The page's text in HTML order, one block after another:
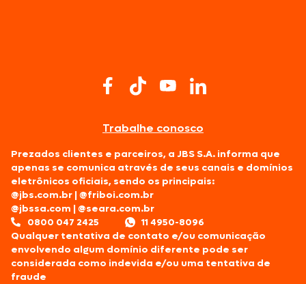
Trabalhe conosco
Prezados clientes e parceiros, a JBS S.A. informa que
apenas se comunica através de seus canais e domínios
eletrônicos oficiais, sendo os principais:
@jbs.com.br |@friboi.com.br
@jbssa.com |@seara.com.br
0800 047 2425
11 4950-8096
Qualquer tentativa de contato e/ou comunicação
envolvendo algum domínio diferente pode ser
considerada como indevida e/ou uma tentativa de
fraude